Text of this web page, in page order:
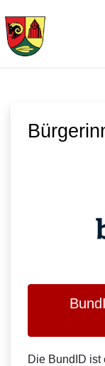
Die BundID ist